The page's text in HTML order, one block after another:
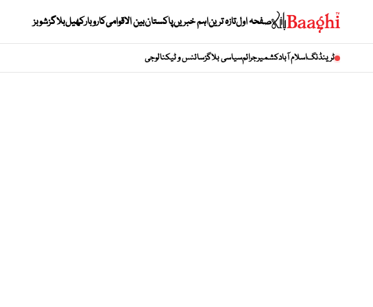
صفحہ اولتازہ تریناہم خبریںپاکستانبین الاقوامیکاروبارکھیلبلاگزشوبز
ٹرینڈنگاسلام آبادکشمیرجرائمسیاسی بلاگزسائنس و ٹیکنالوجی